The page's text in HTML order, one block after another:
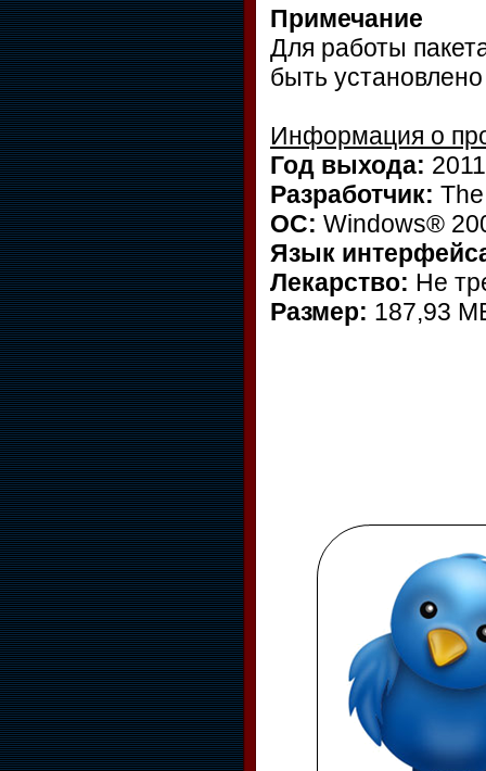
Примечание
Для работы
быть
Информация о
Год выхода: 2011
Разработчик:
ОС: Windows®
Язык
Лекарство: Не
Размер: 187,93